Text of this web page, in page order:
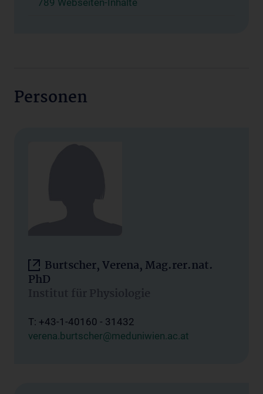
789 Webseiten-Inhalte
Personen
Burtscher, Verena, Mag.rer.nat.
PhD
Institut für Physiologie
T: +43-1-40160 - 31432
verena.burtscher@meduniwien.ac.at